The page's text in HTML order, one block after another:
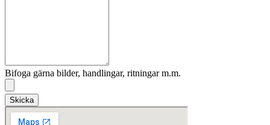
Bifoga gärna bilder, handlingar, ritningar m.m.
Skicka